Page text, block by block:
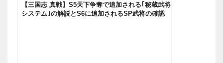
【三国志 真戦】S5天下争奪で追加される｢秘蔵武将
システム｣の解説とS6に追加されるSP武将の確認